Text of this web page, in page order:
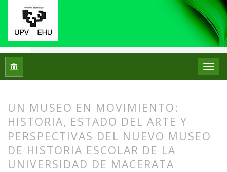
Inicio Núm. 28 (2022): Número Monográfico:
UN MUSEO EN MOVIMIENTO:
HISTORIA, ESTADO DEL ARTE Y
PERSPECTIVAS DEL NUEVO MUSEO
DE HISTORIA ESCOLAR DE LA
UNIVERSIDAD DE MACERATA